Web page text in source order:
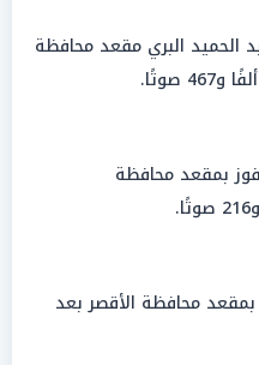
البري مقعد محافظة
بمقعد محافظة
محافظة الأقصر بعد